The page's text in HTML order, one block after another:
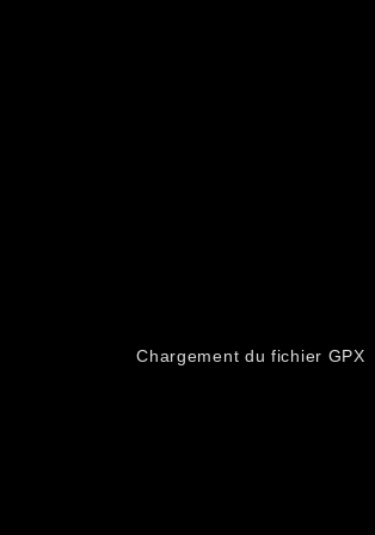
Chargement du fichier GPX